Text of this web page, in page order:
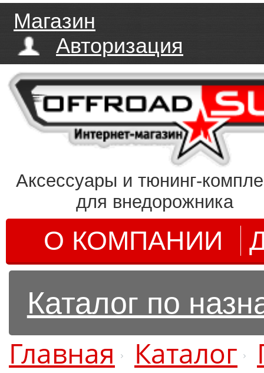
Магазин
Авторизация
Аксессуары и тюнинг-
для внедорожника
О КОМПАНИИ
Каталог по
Главная Каталог